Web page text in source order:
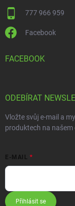
777 966 959
Facebook
FACEBOOK
ODEBÍRAT
Vložte svůj e-mail a
produktech na našem
E-MAIL
Přihlásit se